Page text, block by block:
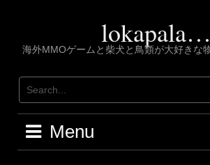
lokapala…
海外MMOゲームと柴犬と鳥類が大好きな
Menu